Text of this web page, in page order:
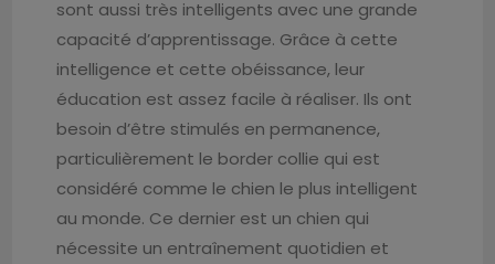
sont aussi très intelligents avec une grande
capacité d’apprentissage. Grâce à cette
intelligence et cette obéissance, leur
éducation est assez facile à réaliser. Ils ont
besoin d’être stimulés en permanence,
particulièrement le border collie qui est
considéré comme le chien le plus intelligent
au monde. Ce dernier est un chien qui
nécessite un entraînement quotidien et